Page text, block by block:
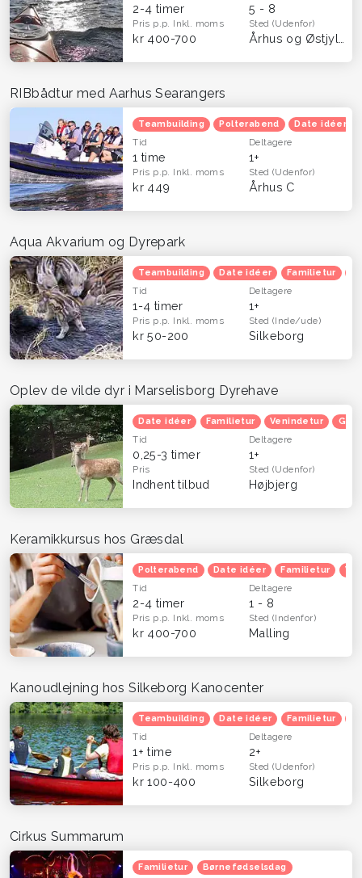
2-4 timer 5 - 8
Pris p.p. Inkl. moms
kr 400-700
Sted(Udenfor)
RIBbådtur med Aarhus Searangers
Teambuilding Polterabend Date idéer
Tid
1 time
Deltagere
1+
Pris p.p. Inkl. moms
kr 449
Sted(Udenfor)
Århus C
Aqua Akvarium og Dyrepark
Teambuilding Date idéer Familietur
Tid
1-4 timer
Deltagere
1+
Pris p.p. Inkl. moms
kr 50-200
Sted(Inde/ude)
Silkeborg
Oplev de vilde dyr i Marselisborg Dyrehave
Date idéer Familietur Venindetur
Tid
0,25-3 timer
Deltagere
1+
Pris
Indhent tilbud
Sted(Udenfor)
Højbjerg
Keramikkursus hos Græsdal
Polterabend Date idéer Familietur
Tid
2-4 timer
Deltagere
1 - 8
Pris p.p. Inkl. moms
kr 400-700
Sted(Indenfor)
Malling
Kanoudlejning hos Silkeborg Kanocenter
Teambuilding Date idéer Familietur
Tid
1+ time
Deltagere
2+
Pris p.p. Inkl. moms
kr 100-400
Sted(Udenfor)
Silkeborg
Cirkus Summarum
Familietur Børnefødselsdag